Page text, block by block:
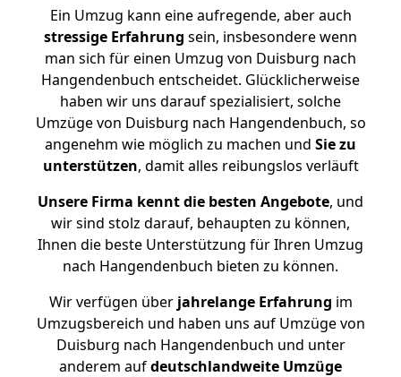
Ein Umzug kann eine aufregende, aber auch
stressige Erfahrung sein, insbesondere wenn
man sich für einen Umzug von Duisburg nach
Hangendenbuch entscheidet. Glücklicherweise
haben wir uns darauf spezialisiert, solche
Umzüge von Duisburg nach Hangendenbuch, so
angenehm wie möglich zu machen und Sie zu
unterstützen, damit alles reibungslos verläuft
Unsere Firma kennt die besten Angebote, und
wir sind stolz darauf, behaupten zu können,
Ihnen die beste Unterstützung für Ihren Umzug
nach Hangendenbuch bieten zu können.
Wir verfügen überjahrelange Erfahrung im
Umzugsbereich und haben uns auf Umzüge von
Duisburg nach Hangendenbuch und unter
anderem aufdeutschlandweite Umzüge